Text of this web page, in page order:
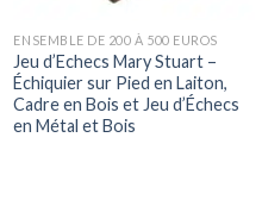
ENSEMBLE DE 200 À 500 EUROS
Jeu d’Echecs Mary Stuart –
Échiquier sur Pied en Laiton,
Cadre en Bois et Jeu d’Échecs
en Métal et Bois